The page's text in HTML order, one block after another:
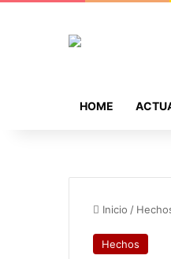
HOME
Inicio /
Hechos